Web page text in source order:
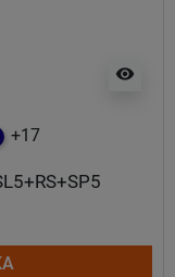
visibility
+17